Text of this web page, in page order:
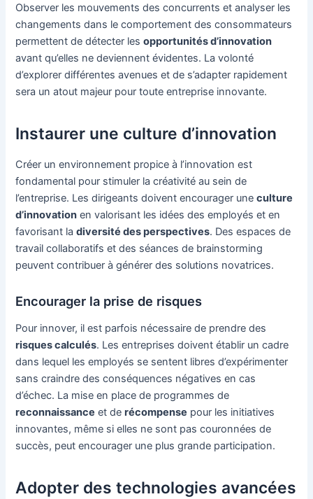
Observer les mouvements des concurrents et analyser les
changements dans le comportement des consommateurs
permettent de détecter lesopportunités d’innovation
avant qu’elles ne deviennent évidentes. La volonté
d’explorer différentes avenues et de s’adapter rapidement
sera un atout majeur pour toute entreprise innovante.
Instaurer une culture d’innovation
Créer un environnement propice à l’innovation est
fondamental pour stimuler la créativité au sein de
l’entreprise. Les dirigeants doivent encourager uneculture
d’innovation en valorisant les idées des employés et en
favorisant ladiversité des perspectives. Des espaces de
travail collaboratifs et des séances de brainstorming
peuvent contribuer à générer des solutions novatrices.
Encourager la prise de risques
Pour innover, il est parfois nécessaire de prendre des
risques calculés. Les entreprises doivent établir un cadre
dans lequel les employés se sentent libres d’expérimenter
sans craindre des conséquences négatives en cas
d’échec. La mise en place de programmes de
reconnaissance et derécompense pour les initiatives
innovantes, même si elles ne sont pas couronnées de
succès, peut encourager une plus grande participation.
Adopter des technologies avancées